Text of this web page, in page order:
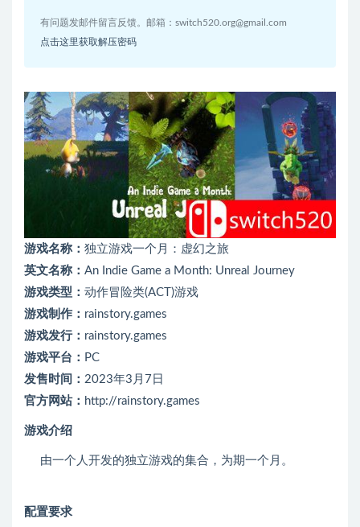
有问题发邮件留言反馈。邮箱： switch520.org@gmail.com
点击这里获取解压密码
游戏名称： 独立游戏一个月：虚幻之旅
英文名称： An Indie Game a Month: Unreal Journey
游戏类型： 动作冒险类(ACT)游戏
游戏制作： rainstory.games
游戏发行： rainstory.games
游戏平台： PC
发售时间： 2023年3月7日
官方网站： http://rainstory.games
游戏介绍
由一个人开发的独立游戏的集合，为期一个月。
配置要求